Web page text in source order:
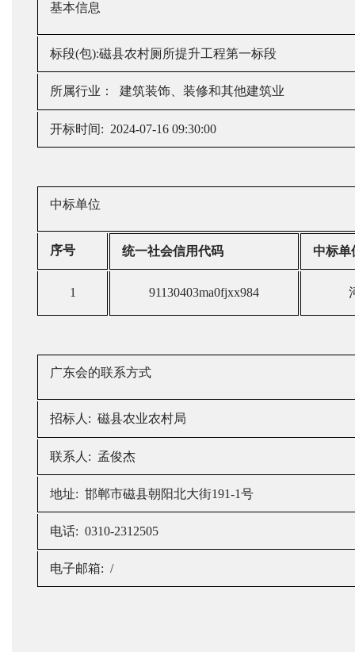
基本信息
标段(包):磁县农村厕所提升工程第一标段
所属行业： 建筑装饰、装修和其他建筑业
开标时间: 2024-07-16 09:30:00
中标单位
序号 统一社会信用代码 中标单
1 91130403ma0fjxx984
广东会的联系方式
招标人 : 磁县农业农村局
联系人 : 孟俊杰
地址: 邯郸市磁县朝阳北大街191-1号
电话: 0310-2312505
电子邮箱: /